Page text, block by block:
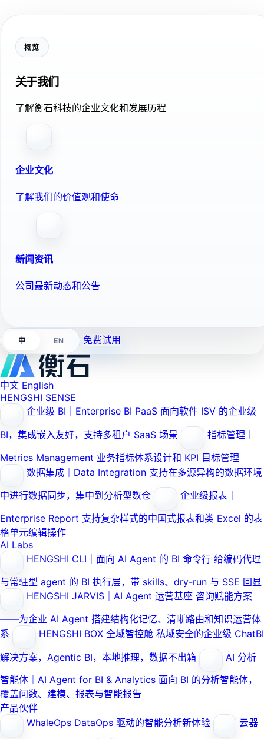
概览
关于我们
了解衡石科技的企业文化和发展历程
企业文化
了解我们的价值观和使命
新闻资讯
公司最新动态和公告
中 EN 免费试用
中文 English
HENGSHI SENSE
企业级 BI｜Enterprise BI PaaS 面向软件 ISV 的企业级
BI，集成嵌入友好，支持多租户 SaaS 场景
指标管理｜
Metrics Management 业务指标体系设计和 KPI 目标管理
数据集成｜Data Integration 支持在多源异构的数据环境
中进行数据同步，集中到分析型数仓
企业级报表｜
Enterprise Report 支持复杂样式的中国式报表和类 Excel 的表
格单元编辑操作
AI Labs
HENGSHI CLI｜面向 AI Agent 的 BI 命令行 给编码代理
与常驻型 agent 的 BI 执行层，带 skills、dry-run 与 SSE 回显
HENGSHI JARVIS｜AI Agent 运营基座 咨询赋能方案
——为企业 AI Agent 搭建结构化记忆、清晰路由和知识运营体
系
HENGSHI BOX 全域智控舱 私域安全的企业级 ChatBI
解决方案，Agentic BI，本地推理，数据不出箱
AI 分析
智能体｜AI Agent for BI & Analytics 面向 BI 的分析智能体，
覆盖问数、建模、报表与智能报告
产品伙伴
WhaleOps DataOps 驱动的智能分析新体验
云器